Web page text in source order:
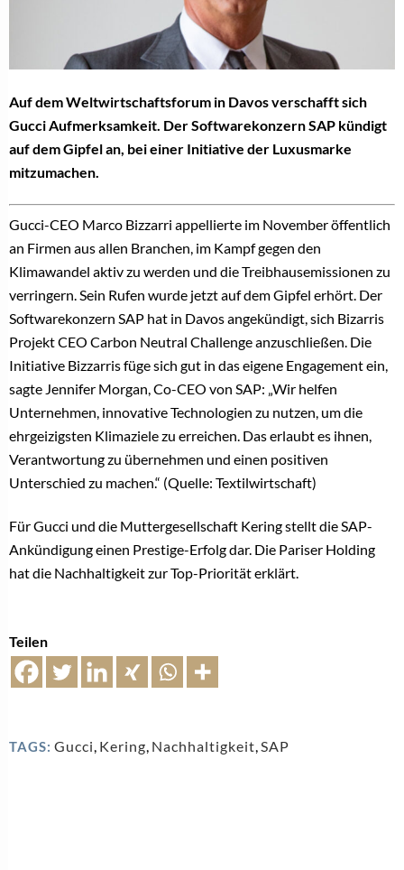
Auf dem Weltwirtschaftsforum in Davos verschafft sich
Gucci Aufmerksamkeit. Der Softwarekonzern SAP kündigt
auf dem Gipfel an, bei einer Initiative der Luxusmarke
mitzumachen.
Gucci-CEO Marco Bizzarri appellierte im November öffentlich
an Firmen aus allen Branchen, im Kampf gegen den
Klimawandel aktiv zu werden und die Treibhausemissionen zu
verringern. Sein Rufen wurde jetzt auf dem Gipfel erhört. Der
Softwarekonzern SAP hat in Davos angekündigt, sich Bizarris
Projekt CEO Carbon Neutral Challenge anzuschließen. Die
Initiative Bizzarris füge sich gut in das eigene Engagement ein,
sagte Jennifer Morgan, Co-CEO von SAP: „Wir helfen
Unternehmen, innovative Technologien zu nutzen, um die
ehrgeizigsten Klimaziele zu erreichen. Das erlaubt es ihnen,
Verantwortung zu übernehmen und einen positiven
Unterschied zu machen.“ (Quelle: Textilwirtschaft)
Für Gucci und die Muttergesellschaft Kering stellt die SAP-
Ankündigung einen Prestige-Erfolg dar. Die Pariser Holding
hat die Nachhaltigkeit zur Top-Priorität erklärt.
Teilen
TAGS: Gucci, Kering, Nachhaltigkeit,SAP